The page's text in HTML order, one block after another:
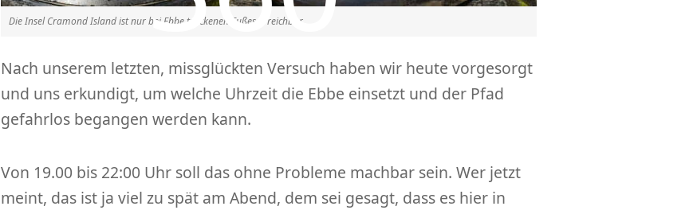
Die Insel Cramond Island ist nur bei Ebbe trockenen Fußes erreichbar.
Nach unserem letzten, missglückten Versuch haben wir heute vorgesorgt
und uns erkundigt, um welche Uhrzeit die Ebbe einsetzt und der Pfad
gefahrlos begangen werden kann.
Von 19.00 bis 22:00 Uhr soll das ohne Probleme machbar sein. Wer jetzt
meint, das ist ja viel zu spät am Abend, dem sei gesagt, dass es hier in